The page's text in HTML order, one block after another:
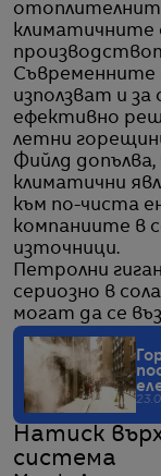
климатичните
Съвременните
използват и
ефективно
летни
Фийлд
климатични
към по-чиста
компаниите в
източници.
Петролни
сериозно в
могат да се
Натиск
система